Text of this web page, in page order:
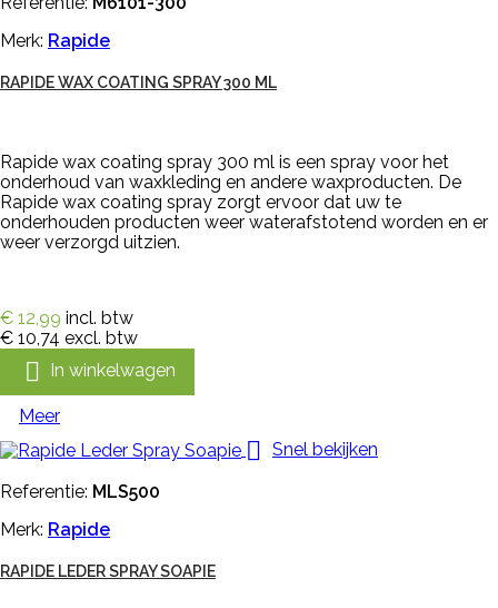
Merk: Rapide
RAPIDE WAX COATING SPRAY 300 ML
Rapide wax coating spray 300 ml is een spray voor het
onderhoud van waxkleding en andere waxproducten. De
Rapide wax coating spray zorgt ervoor dat uw te
onderhouden producten weer waterafstotend worden en er
weer verzorgd uitzien.
€ 12,99 incl. btw
€ 10,74 excl. btw
 In winkelwagen
Meer
 Snel bekijken
Referentie: MLS500
Merk: Rapide
RAPIDE LEDER SPRAY SOAPIE